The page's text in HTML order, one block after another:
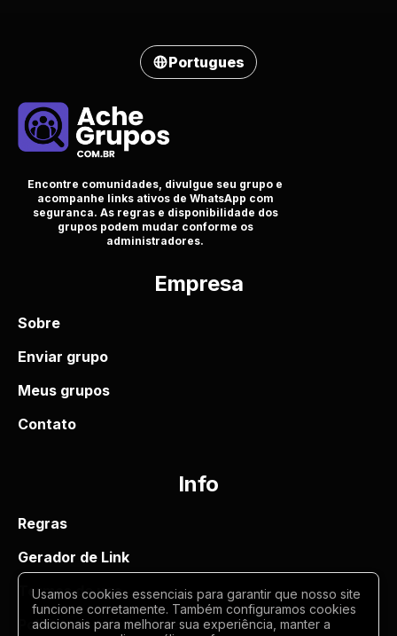
Portugues
Encontre comunidades, divulgue seu grupo e
acompanhe links ativos de WhatsApp com
seguranca. As regras e disponibilidade dos
grupos podem mudar conforme os
administradores.
Empresa
Sobre
Enviar grupo
Meus grupos
Contato
Info
Regras
Gerador de Link
Termos de uso
Politica de privacidade
Usamos cookies essenciais para garantir que nosso site
funcione corretamente. Também configuramos cookies
adicionais para melhorar sua experiência, manter a